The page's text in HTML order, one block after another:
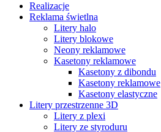
Realizacje
Reklama świetlna
Litery halo
Litery blokowe
Neony reklamowe
Kasetony reklamowe
Kasetony z dibondu
Kasetony reklamowe
Kasetony elastyczne
Litery przestrzenne 3D
Litery z plexi
Litery ze styroduru